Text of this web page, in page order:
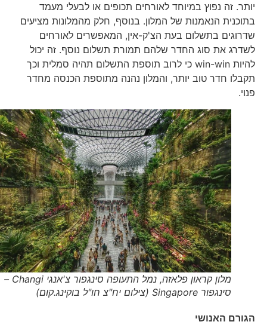
יותר. זה נפוץ במיוחד לאורחים תכופים או לבעלי מעמד
בתוכנית הנאמנות של המלון. בנוסף, חלק מהמלונות מציעים
שדרוגים בתשלום בעת הצ'ק-אין, המאפשרים לאורחים
לשדרג את סוג החדר שלהם תמורת תשלום נוסף. זה יכול
להיות win-win כי לרוב תוספת התשלום תהיה סמלית וכך
תקבלו חדר טוב יותר, והמלון נהנה מתוספת הכנסה מחדר
פנוי.
מלון קראון פלאזה, נמל התעופה סינגפור צ'אנגי Changi –
סינגפור Singapore (צילום יח"צ חו"ל בוקינג.קום)
הגורם האנושי